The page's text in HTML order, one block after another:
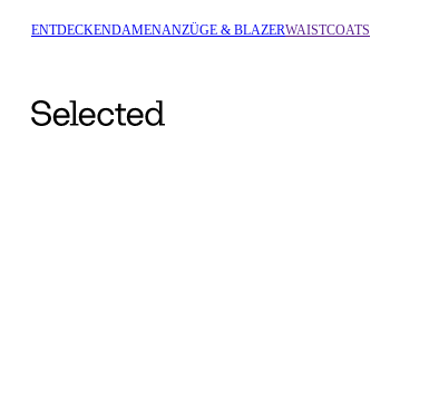
ENTDECKENDAMENANZÜGE & BLAZERWAISTCOATS